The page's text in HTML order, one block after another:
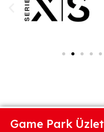
Game Park Üzlet